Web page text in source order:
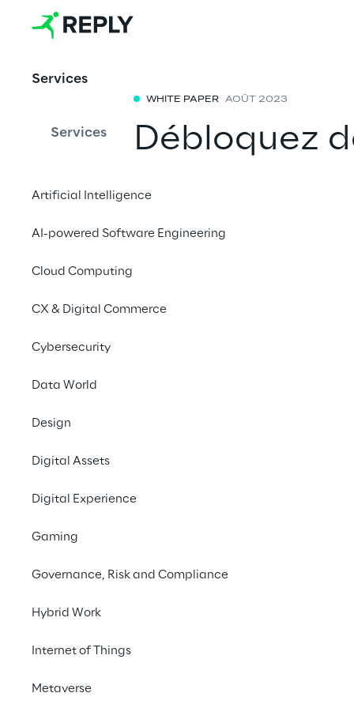
Services
Services
Artificial Intelligence
AI-powered Software Engineering
Cloud Computing
CX & Digital Commerce
Cybersecurity
Data World
Design
Digital Assets
Digital Experience
Gaming
Governance, Risk and Compliance
Hybrid Work
Internet of Things
Metaverse
WHITE PAPER AOÛT 2023
Débloquez
avantages
redéfinissant
Les
offrant
entraîne